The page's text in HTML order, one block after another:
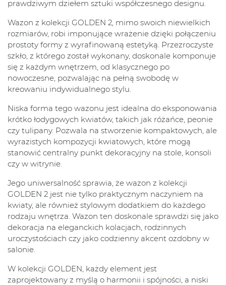
prawdziwym dziełem sztuki współczesnego designu.
Wazon z kolekcji GOLDEN 2, mimo swoich niewielkich
rozmiarów, robi imponujące wrażenie dzięki połączeniu
prostoty formy z wyrafinowaną estetyką. Przezroczyste
szkło, z którego został wykonany, doskonale komponuje
się z każdym wnętrzem, od klasycznego po
nowoczesne, pozwalając na pełną swobodę w
kreowaniu indywidualnego stylu.
Niska forma tego wazonu jest idealna do eksponowania
krótko łodygowych kwiatów, takich jak różańce, peonie
czy tulipany. Pozwala na stworzenie kompaktowych, ale
wyrazistych kompozycji kwiatowych, które mogą
stanowić centralny punkt dekoracyjny na stole, konsoli
czy w witrynie.
Jego uniwersalność sprawia, że wazon z kolekcji
GOLDEN 2 jest nie tylko praktycznym naczyniem na
kwiaty, ale również stylowym dodatkiem do każdego
rodzaju wnętrza. Wazon ten doskonale sprawdzi się jako
dekoracja na eleganckich kolacjach, rodzinnych
uroczystościach czy jako codzienny akcent ozdobny w
salonie.
W kolekcji GOLDEN, każdy element jest
zaprojektowany z myślą o harmonii i spójności, a niski